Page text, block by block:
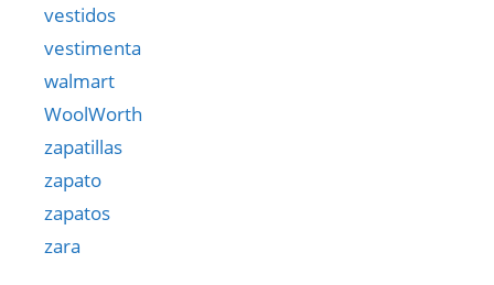
vestidos
vestimenta
walmart
WoolWorth
zapatillas
zapato
zapatos
zara